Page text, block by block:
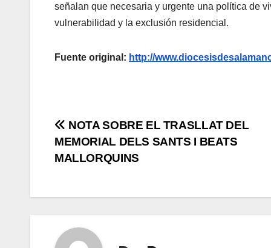
señalan que necesaria y urgente una política de
vulnerabilidad y la exclusión residencial.
Fuente original: http://
Navegación
de
NOTA SOBRE EL TRASLLAT DEL
MEMORIAL DELS SANTS I BEATS
MALLORQUINS